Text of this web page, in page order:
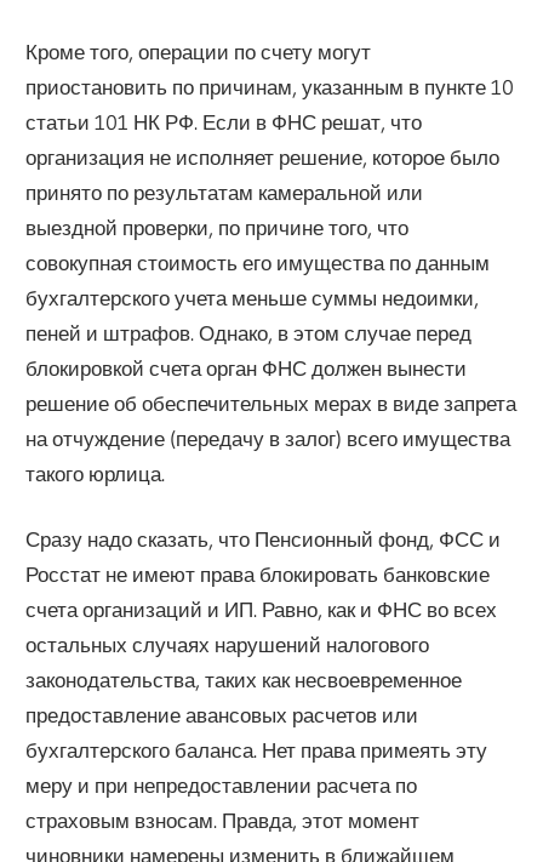
Кроме того, операции по счету могут
приостановить по причинам, указанным в пункте 10
статьи 101 НК РФ. Если в ФНС решат, что
организация не исполняет решение, которое было
принято по результатам камеральной или
выездной проверки, по причине того, что
совокупная стоимость его имущества по данным
бухгалтерского учета меньше суммы недоимки,
пеней и штрафов. Однако, в этом случае перед
блокировкой счета орган ФНС должен вынести
решение об обеспечительных мерах в виде запрета
на отчуждение (передачу в залог) всего имущества
такого юрлица.
Сразу надо сказать, что Пенсионный фонд, ФСС и
Росстат не имеют права блокировать банковские
счета организаций и ИП. Равно, как и ФНС во всех
остальных случаях нарушений налогового
законодательства, таких как несвоевременное
предоставление авансовых расчетов или
бухгалтерского баланса. Нет права примеять эту
меру и при непредоставлении расчета по
страховым взносам. Правда, этот момент
чиновники намерены изменить в ближайшем